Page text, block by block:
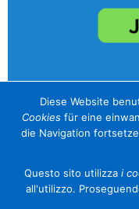
unser Sponsor / il nostro
Diese Website
Cookiesfür eine
die Navigation
Questo sito utilizza i
all'utilizzo.